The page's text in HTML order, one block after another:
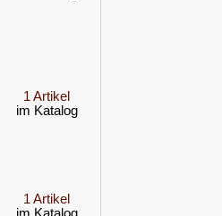
1 Artikel
im Katalog
1 Artikel